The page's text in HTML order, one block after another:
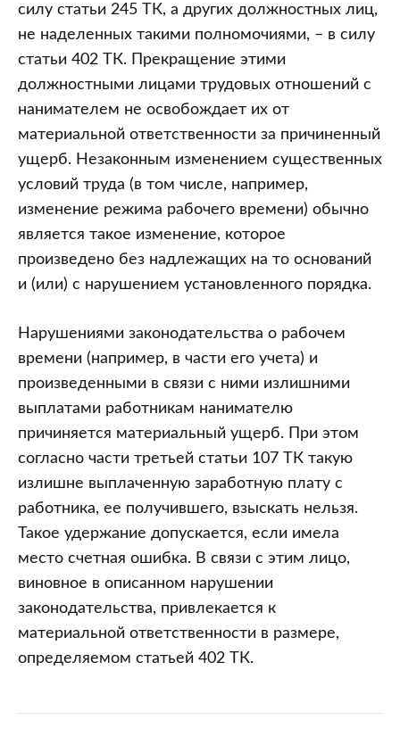
силу статьи 245 ТК, а других должностных лиц,
не наделенных такими полномочиями, – в силу
статьи 402 ТК. Прекращение этими
должностными лицами трудовых отношений с
нанимателем не освобождает их от
материальной ответственности за причиненный
ущерб. Незаконным изменением существенных
условий труда (в том числе, например,
изменение режима рабочего времени) обычно
является такое изменение, которое
произведено без надлежащих на то оснований
и (или) с нарушением установленного порядка.
Нарушениями законодательства о рабочем
времени (например, в части его учета) и
произведенными в связи с ними излишними
выплатами работникам нанимателю
причиняется материальный ущерб. При этом
согласно части третьей статьи 107 ТК такую
излишне выплаченную заработную плату с
работника, ее получившего, взыскать нельзя.
Такое удержание допускается, если имела
место счетная ошибка. В связи с этим лицо,
виновное в описанном нарушении
законодательства, привлекается к
материальной ответственности в размере,
определяемом статьей 402 ТК.